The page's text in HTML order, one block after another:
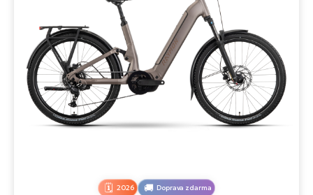
Doprava zdarma
2026